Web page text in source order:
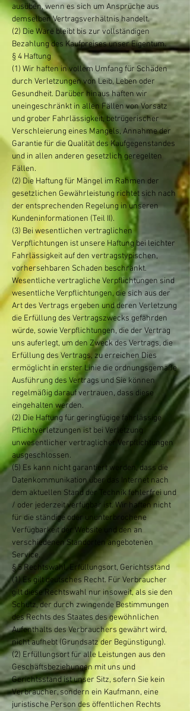
ausüben, wenn es sich um Ansprüche aus
demselben Vertragsverhältnis handelt.
(2) Die Ware bleibt bis zur vollständigen
Bezahlung des Kaufpreises unser Eigentum.
§ 4 Haftung
(1) Wir haften in vollem Umfang für Schäden
durch Verletzungen von Leib, Leben oder
Gesundheit. Darüber hinaus haften wir
uneingeschränkt in allen Fällen von Vorsatz
und grober Fahrlässigkeit, betrügerischer
Verschleierung eines Mangels, Annahme der
Garantie für die Qualität des Kaufgegenstandes
und in allen anderen gesetzlich geregelten
Fällen.
(2) Die Haftung für Mängel im Rahmen der
gesetzlichen Gewährleistung richtet sich nach
der entsprechenden Regelung in unseren
Kundeninformationen (Teil II).
(3) Bei wesentlichen vertraglichen
Verpflichtungen ist unsere Haftung bei leichter
Fahrlässigkeit auf den vertragstypischen,
vorhersehbaren Schaden beschränkt.
Wesentliche vertragliche Verpflichtungen sind
wesentliche Verpflichtungen, die sich aus der
Art des Vertrags ergeben und deren Verletzung
die Erfüllung des Vertragszwecks gefährden
würde, sowie Verpflichtungen, die der Vertrag
uns auferlegt, um den Zweck des Vertrags, die
Erfüllung des Vertrags, zu erreichen Dies
ermöglicht in erster Linie die ordnungsgemäße
Ausführung des Vertrags und Sie können
regelmäßig darauf vertrauen, dass diese
eingehalten werden.
(2) Die Haftung für geringfügige fahrlässige
Pflichtverletzungen ist bei Verletzung
unwesentlicher vertraglicher Verpflichtungen
ausgeschlossen.
(5) Es kann nicht garantiert werden, dass die
Datenkommunikation über das Internet nach
dem aktuellen Stand der Technik fehlerfrei und
/ oder jederzeit verfügbar ist. Wir haften nicht
für die ständige oder ununterbrochene
Verfügbarkeit der Website und den an
verschiedenen Standorten angebotenen
Service.
§ 5 Rechtswahl, Erfüllungsort, Gerichtsstand
(1) Es gilt deutsches Recht. Für Verbraucher
gilt diese Rechtswahl nur insoweit, als sie den
Schutz, der durch zwingende Bestimmungen
des Rechts des Staates des gewöhnlichen
Aufenthalts des Verbrauchers gewährt wird,
nicht aufhebt (Grundsatz der Begünstigung).
(2) Erfüllungsort für alle Leistungen aus den
Geschäftsbeziehungen mit uns und
Gerichtsstand ist unser Sitz, sofern Sie kein
Verbraucher, sondern ein Kaufmann, eine
juristische Person des öffentlichen Rechts